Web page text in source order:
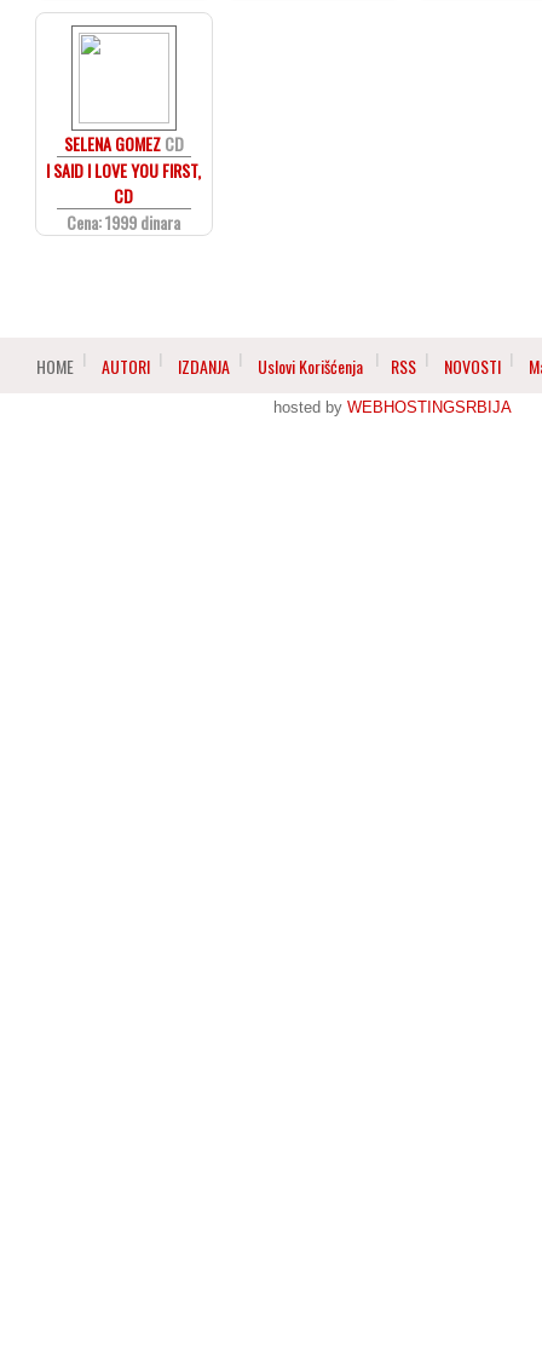
SELENA GOMEZCD
I SAID I LOVE YOU FIRST,
CD
Cena: 1999 dinara
HOME AUTORI IZDANJA Uslovi Korišćenja RSS NOVOSTI
hosted by WEBHOSTINGSRBIJA